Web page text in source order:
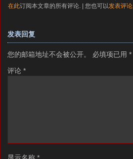
在此订阅本文章的所有评论. | 您也可以 发表评论
发表回复
您的邮箱地址不会被公开。 必填项已用 *
评论 *